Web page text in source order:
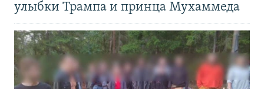
улыбки Трампа и принца Мухаммеда